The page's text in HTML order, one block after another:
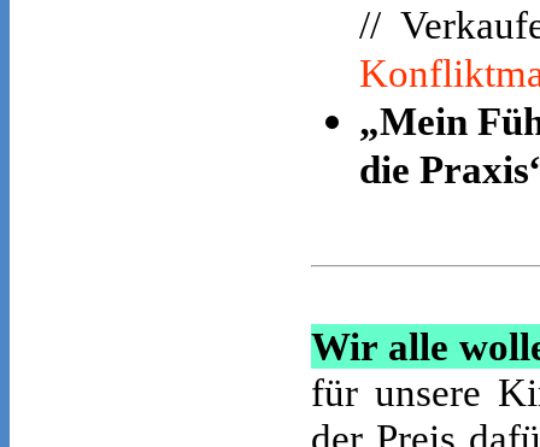
//
„Mein
die
Wir alle
für unsere
der Preis